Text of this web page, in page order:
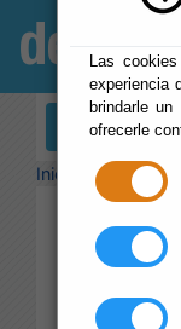
Las
experiencia
brindarle
ofrecerle
de
Inicio - Agenda